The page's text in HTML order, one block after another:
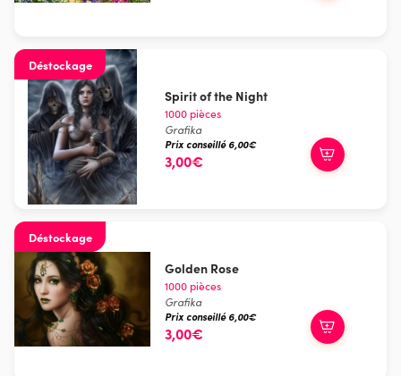
Déstockage
Spirit of the Night
1000 pièces
Grafika
Prix conseillé 6,00€
3,00€
Déstockage
Golden Rose
1000 pièces
Grafika
Prix conseillé 6,00€
3,00€